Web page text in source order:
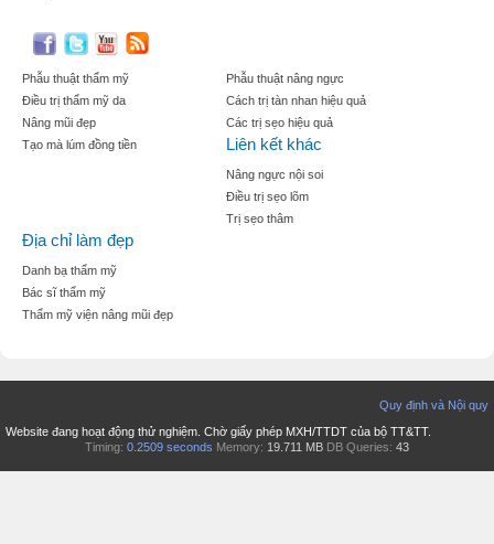
Phẫu thuật thẩm mỹ
Điều trị thẩm mỹ da
Nâng mũi đẹp
Tạo mà lúm đồng tiền
Phẫu thuật nâng ngực
Cách trị tàn nhan hiệu quả
Các trị sẹo hiệu quả
Liên kết khác
Nâng ngực nội soi
Điều trị sẹo lõm
Trị sẹo thâm
Địa chỉ làm đẹp
Danh bạ thẩm mỹ
Bác sĩ thẩm mỹ
Thẩm mỹ viện nâng mũi đẹp
Quy định và Nội quy
Website đang hoạt động thử nghiệm. Chờ giấy phép MXH/TTDT của bộ TT&TT.
Timing: 0.2509 seconds Memory: 19.711 MB DB Queries: 43